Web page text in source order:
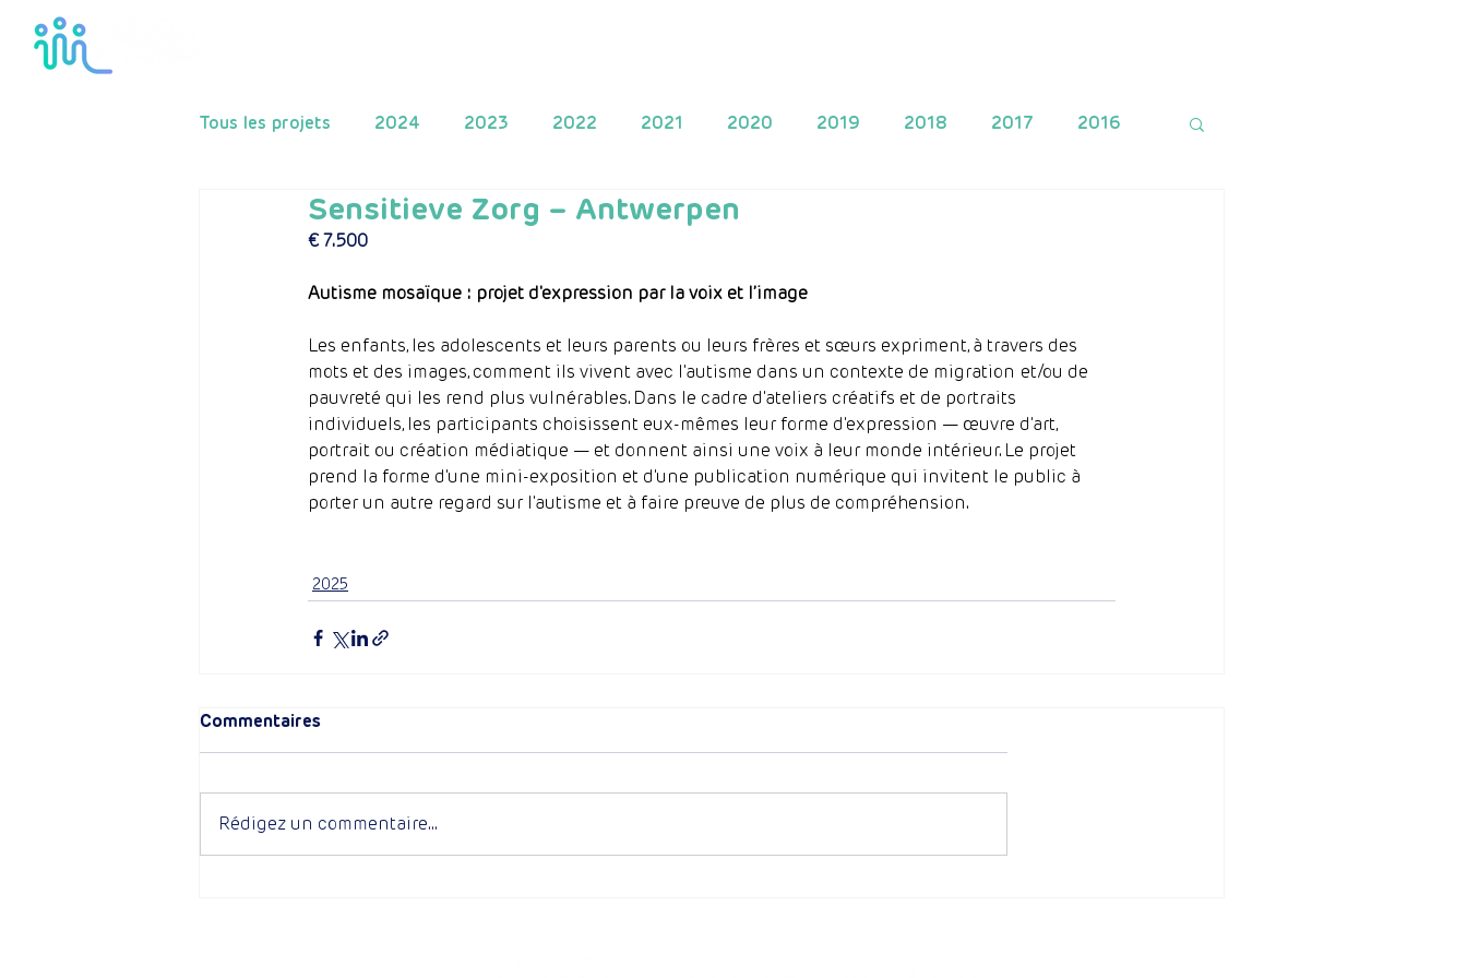
Tous les projets 2024 2023 2022 2021 2020 2019 2018 2017 2016
2014 2013 2010 2009 2025
Sensitieve Zorg – Antwerpen
€ 7.500
Autisme mosaïque : projet d'expression par la voix et l’image
Les enfants, les adolescents et leurs parents ou leurs frères et sœurs expriment, à travers des
mots et des images, comment ils vivent avec l'autisme dans un contexte de migration et/ou de
pauvreté qui les rend plus vulnérables. Dans le cadre d'ateliers créatifs et de portraits
individuels, les participants choisissent eux-mêmes leur forme d'expression — œuvre d'art,
portrait ou création médiatique — et donnent ainsi une voix à leur monde intérieur. Le projet
prend la forme d'une mini-exposition et d'une publication numérique qui invitent le public à
porter un autre regard sur l'autisme et à faire preuve de plus de compréhension.
2025
Commentaires
Rédigez un commentaire...